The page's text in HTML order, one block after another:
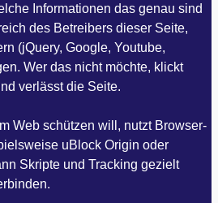
Informationen das genau sind
des Betreibers dieser Seite,
(jQuery, Google, Youtube,
Wer das nicht möchte, klickt
verlässt die Seite.
Web schützen will, nutzt Browser-
uBlock Origin oder
Skripte und Tracking gezielt